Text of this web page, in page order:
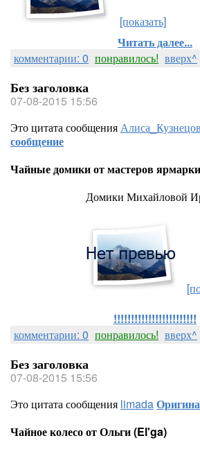
[показать]
Читать далее...
комментарии: 0 понравилось! вверх^
Без заголовка
07-08-2015 15:56
Это цитата сообщения
сообщение
Чайные домики от мастеров ярмарки
Домики Михайловой
!!!!!!!!!!!!!!!!!!!!!!!!
комментарии: 0 понравилось! вверх^
Без заголовка
07-08-2015 15:56
Это цитата сообщения limada
Чайное колесо от Ольги (El'ga)